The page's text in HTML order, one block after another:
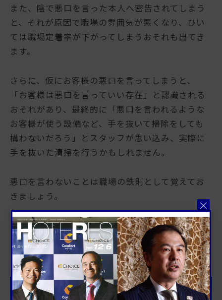
また、陰で悪口を言った本人へ密告されてしまう
と、それが原因で職場の雰囲気が悪くなり、ひい
ては職場定着率が下がってしまうおそれも出てき
ます。
さらに、仮にお客様の悪口を言ってしまうと、
「お客様は悪口を言っていい存在」と認識される
おそれがあり、最終的に「悪口を言われるような
お客様が使う設備など、手を抜いて掃除をしても
構わないだろう」とスタッフが思い込み、実際に
手を抜いた清掃を行うかもしれません。
悪口を言わないことは職場の鉄則として覚えてお
きましょう。
目的別！客室清掃のスタッフに取得を
すすめたい資格3選